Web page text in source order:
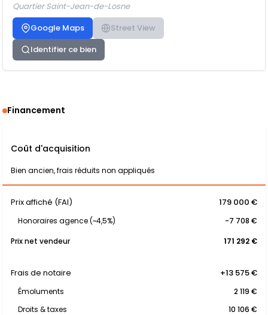
Quartier Saint-Jean-de-Losne
Google Maps
Street View
Identifier ce bien
Financement
Coût d'acquisition
Bien ancien, frais réduits non appliqués
Prix affiché (FAI) 179 000 €
Honoraires agence (~4,5%)
-7 708 €
Prix net vendeur
171 292 €
Frais de notaire +13 575 €
Émoluments
2 119 €
Droits & taxes
10 106 €